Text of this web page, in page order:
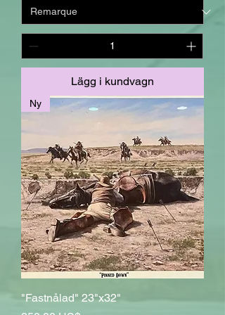
Lägg i kundvagn
Ny
"Fastnålad" 23"x32"